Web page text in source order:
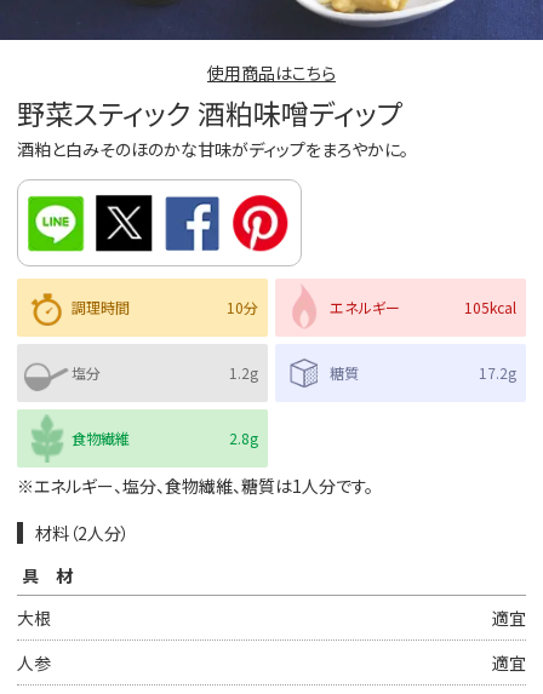
使用商品はこちら
野菜スティック 酒粕味噌ディップ
酒粕と白みそのほのかな甘味がディップをまろやかに。
調理時間 10分 エネルギー 105kcal
塩分 1.2g 糖質 17.2g
食物繊維 2.8g
※エネルギー、塩分、食物繊維、糖質は1人分です。
材料（2人分）
具材
大根
適宜
人参
適宜